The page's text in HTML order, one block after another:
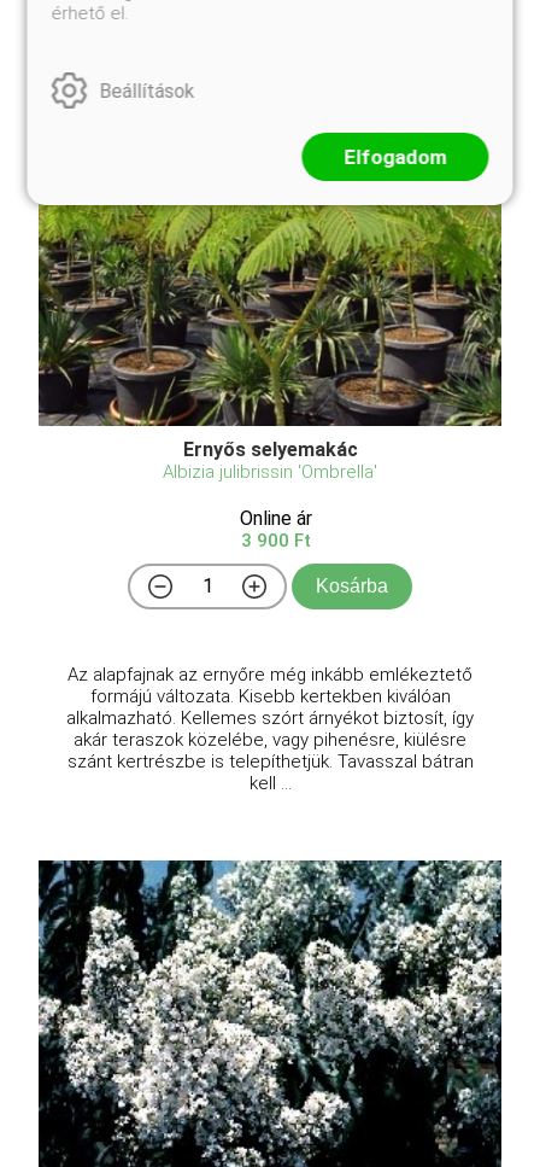
Ernyős selyemakác
Albizia julibrissin 'Ombrella'
Online ár
3 900 Ft
Kosárba
Az alapfajnak az ernyőre még inkább emlékeztető
formájú változata. Kisebb kertekben kiválóan
alkalmazható. Kellemes szórt árnyékot biztosít, így
akár teraszok közelébe, vagy pihenésre, kiülésre
szánt kertrészbe is telepíthetjük. Tavasszal bátran
kell ...
érhető el.
Beállítások
Elfogadom